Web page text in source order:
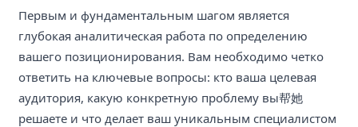
Первым и фундаментальным шагом является
глубокая аналитическая работа по определению
вашего позиционирования. Вам необходимо четко
ответить на ключевые вопросы: кто ваша целевая
аудитория, какую конкретную проблему вы帮她
решаете и что делает ваш уникальным специалистом